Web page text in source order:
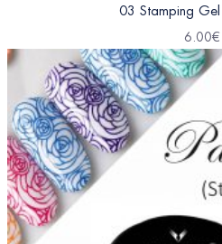
03 Stamping
6.00€